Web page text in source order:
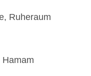
Ruheraum